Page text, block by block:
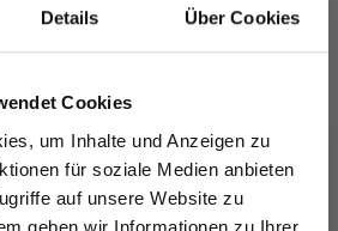
Details Über Cookies
Cookies
um Inhalte und Anzeigen zu
für soziale Medien anbieten
auf unsere Website zu
geben wir Informationen zu Ihrer
EXTRA FINE
EUR 3.20